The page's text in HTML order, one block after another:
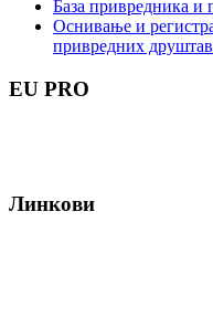
База привредника и
Оснивање и
привредних
EU PRO
Линкови